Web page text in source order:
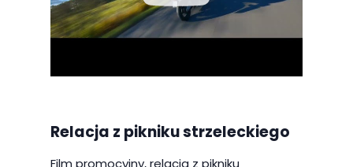
Relacja z pikniku strzeleckiego
Film promocyjny, relacja z pikniku